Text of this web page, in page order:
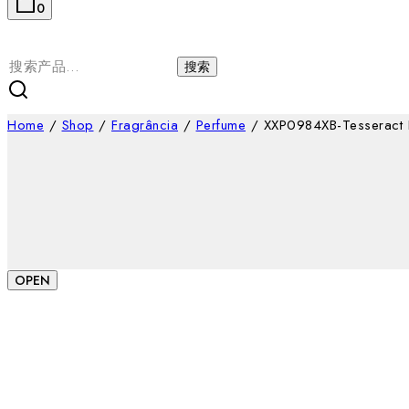
0
搜
索：
搜索
Home / Shop / Fragrância / Perfume / XXP0984XB-Tesseract
OPEN